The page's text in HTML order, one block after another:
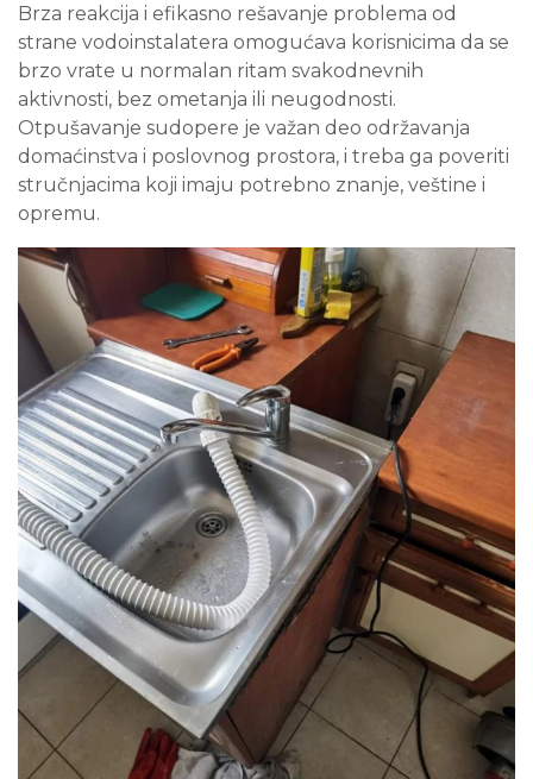
Brza reakcija i efikasno rešavanje problema od
strane vodoinstalatera omogućava korisnicima da se
brzo vrate u normalan ritam svakodnevnih
aktivnosti, bez ometanja ili neugodnosti.
Otpušavanje sudopere je važan deo održavanja
domaćinstva i poslovnog prostora, i treba ga poveriti
stručnjacima koji imaju potrebno znanje, veštine i
opremu.